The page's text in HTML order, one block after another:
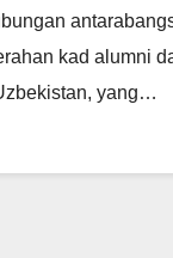
kad alumni
yang…